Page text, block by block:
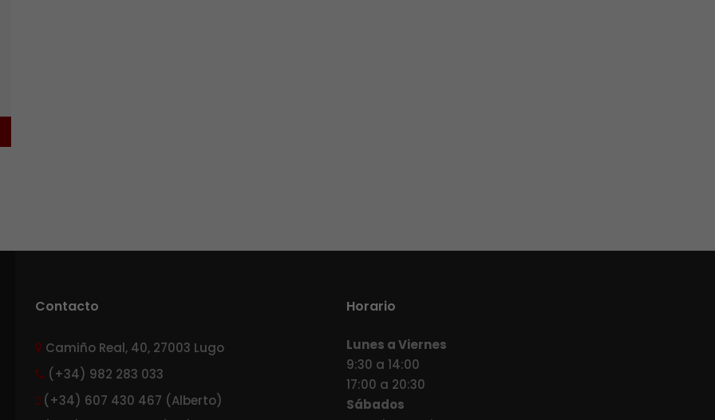
Contacto
Camiño Real, 40, 27003 Lugo
(+34) 982 283 033
(+34) 607 430 467 (Alberto)
Horario
Lunes a Viernes
9:30 a 14:00
17:00 a 20:30
Sábados